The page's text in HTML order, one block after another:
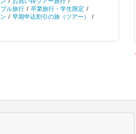
ル旅行 / 卒業旅行・学生限定 /
/ 早期申込割引の旅（ツアー）
/